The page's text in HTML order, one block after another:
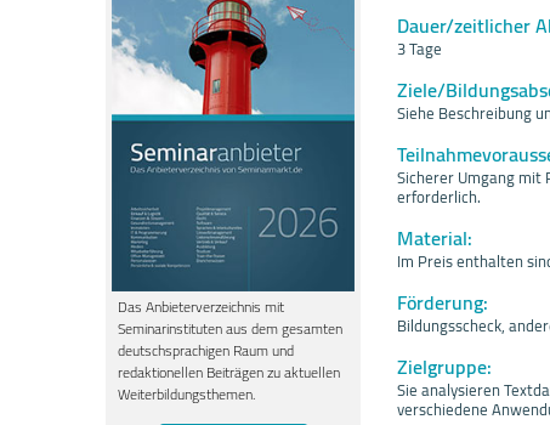
Das Anbieterverzeichnis mit
Seminarinstituten aus dem gesamten
deutschsprachigen Raum und
redaktionellen Beiträgen zu aktuellen
Weiterbildungsthemen.
Dauer/zeitlicher
3 Tage
Ziele/
Siehe Beschreibung
Sicherer Umgang mit
erforderlich.
Material:
Im Preis enthalten
Förderung:
Bildungsscheck,
Zielgruppe:
Sie analysieren
verschiedene